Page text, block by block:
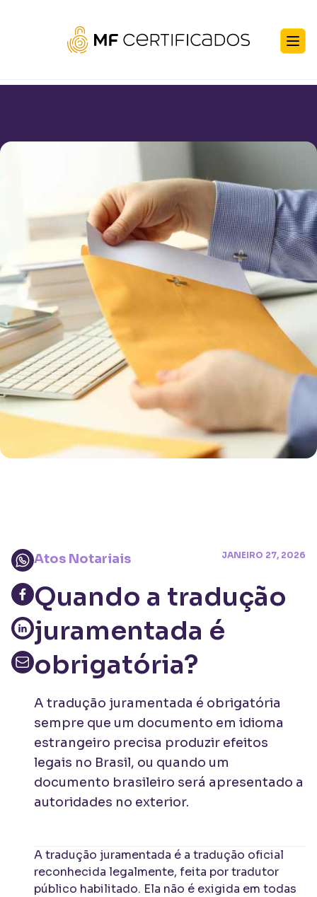
Atos Notariais JANEIRO 27, 2026
Quando a tradução
juramentada é
obrigatória?
A tradução juramentada é obrigatória
sempre que um documento em idioma
estrangeiro precisa produzir efeitos
legais no Brasil, ou quando um
documento brasileiro será apresentado a
autoridades no exterior.
A tradução juramentada é a tradução oficial
reconhecida legalmente, feita por tradutor
público habilitado. Ela não é exigida em todas